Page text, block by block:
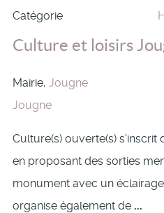
Catégorie
Culture et loisirs
Mairie, Jougne
Jougne
Culture(s) ouverte(s)
en proposant des sorties
monument avec un
organise également de ...